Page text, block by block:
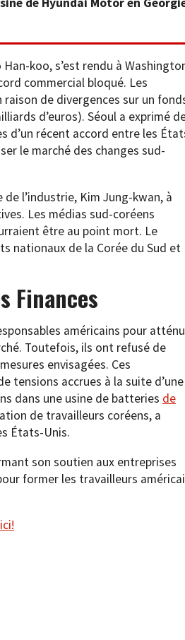
koo, s’est rendu à
commercial bloqué. Les
de divergences sur un
d’euros). Séoul a exprimé
d’un récent accord entre les
le marché des changes sud-
l’industrie, Kim Jung-kwan, à
Les médias sud-coréens
être au point mort. Le
nationaux de la Corée du Sud et
Finances
américains pour
Toutefois, ils ont refusé de
envisagées. Ces
tensions accrues à la suite d’une
dans une usine de batteries de
de travailleurs coréens, a
États-Unis.
son soutien aux entreprises
former les travailleurs